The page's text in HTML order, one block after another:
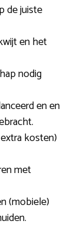
de juiste
en het
nodig
en en
kosten)
met
(mobiele)